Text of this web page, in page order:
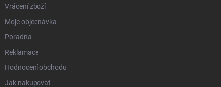
Vrácení zboží
Moje objednávka
Poradna
Reklamace
Hodnocení obchodu
Jak nakupovat